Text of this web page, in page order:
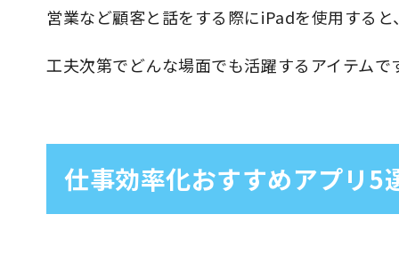
営業など顧客と話をする際にiPadを使用する
工夫次第でどんな場面でも活躍するアイテムで
仕事効率化おすすめアプリ5